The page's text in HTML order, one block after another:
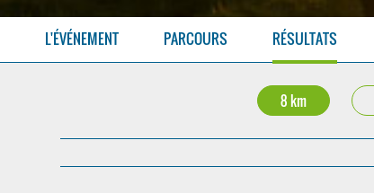
L'ÉVÉNEMENT PARCOURS RÉSULTATS
8 km